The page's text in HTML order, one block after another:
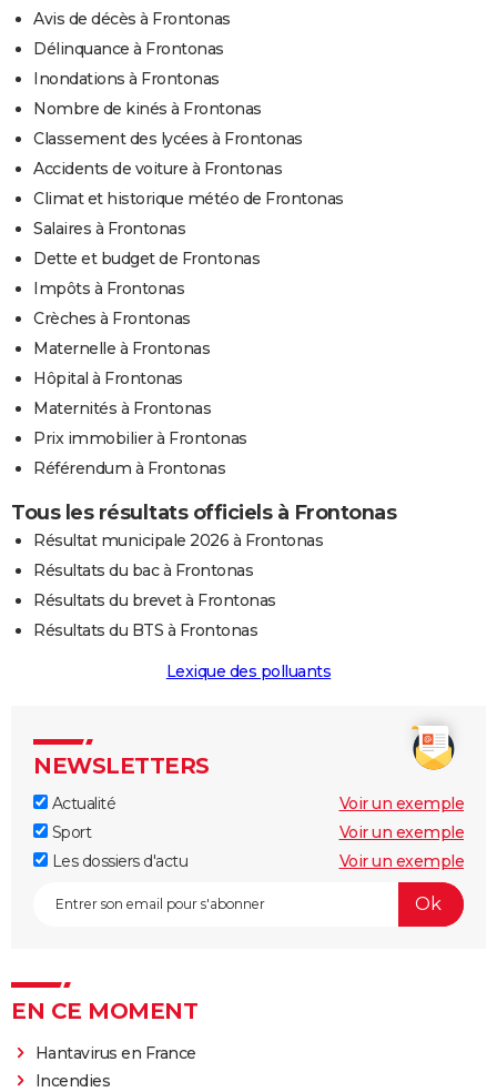
Avis de décès à Frontonas
Délinquance à Frontonas
Inondations à Frontonas
Nombre de kinés à Frontonas
Classement des lycées à Frontonas
Accidents de voiture à Frontonas
Climat et historique météo de Frontonas
Salaires à Frontonas
Dette et budget de Frontonas
Impôts à Frontonas
Crèches à Frontonas
Maternelle à Frontonas
Hôpital à Frontonas
Maternités à Frontonas
Prix immobilier à Frontonas
Référendum à Frontonas
Tous les résultats officiels à Frontonas
Résultat municipale 2026 à Frontonas
Résultats du bac à Frontonas
Résultats du brevet à Frontonas
Résultats du BTS à Frontonas
Lexique des polluants
NEWSLETTERS
Actualité
Voir un exemple
Sport
Voir un exemple
Les dossiers d'actu
Voir un exemple
EN CE MOMENT
Hantavirus en France
Incendies